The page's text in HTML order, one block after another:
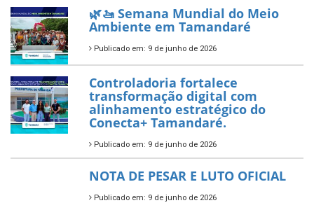
novos investimentos para
fortalecer a saúde pública do
município.
Publicado em: 10 de junho de 2026
Prefeitura de Tamandaré abre
inscrições para o Festival
Multicultural PNAB 2026
Publicado em: 9 de junho de 2026
🌳🌱 Projeto Arborização Urbana!
Publicado em: 9 de junho de 2026